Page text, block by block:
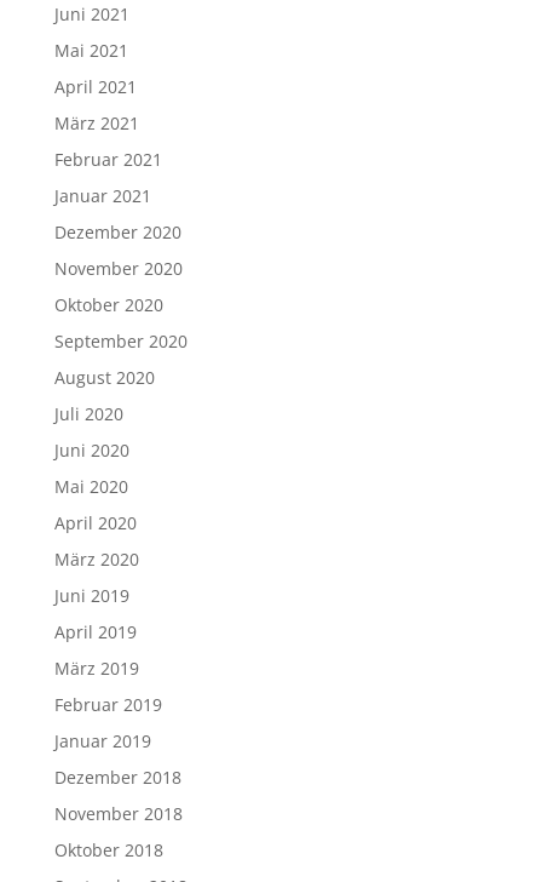
Juni 2021
Mai 2021
April 2021
März 2021
Februar 2021
Januar 2021
Dezember 2020
November 2020
Oktober 2020
September 2020
August 2020
Juli 2020
Juni 2020
Mai 2020
April 2020
März 2020
Juni 2019
April 2019
März 2019
Februar 2019
Januar 2019
Dezember 2018
November 2018
Oktober 2018